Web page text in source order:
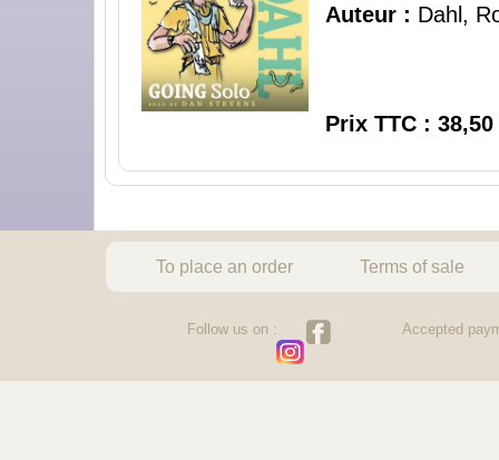
Auteur : Dahl,
Prix TTC : 38,50
To place an order Terms of sale
Follow us on : Accepted